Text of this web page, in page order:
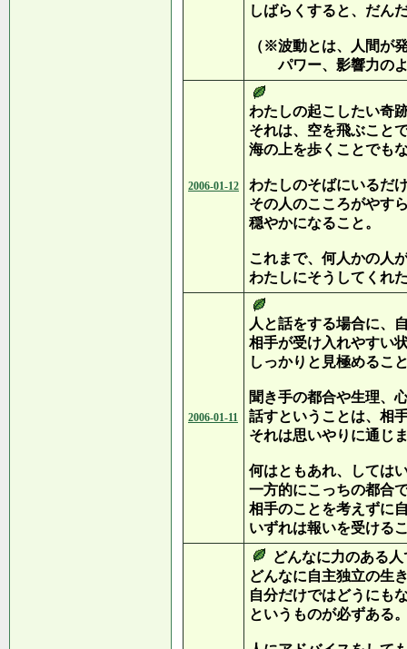
しばらくすると、だん
（※波動とは、人間が
パワー、影響力のよ
2006-01-12
わたしの起こしたい奇
それは、空を飛ぶこと
海の上を歩くことでも
わたしのそばにいるだ
その人のこころがやす
穏やかになること。
これまで、何人かの人
わたしにそうしてくれ
2006-01-11
人と話をする場合に、
相手が受け入れやすい
しっかりと見極めるこ
聞き手の都合や生理、
話すということは、相
それは思いやりに通じ
何はともあれ、しては
一方的にこっちの都合
相手のことを考えずに
いずれは報いを受ける
どんなに力のある
どんなに自主独立の生
自分だけではどうにも
というものが必ずある